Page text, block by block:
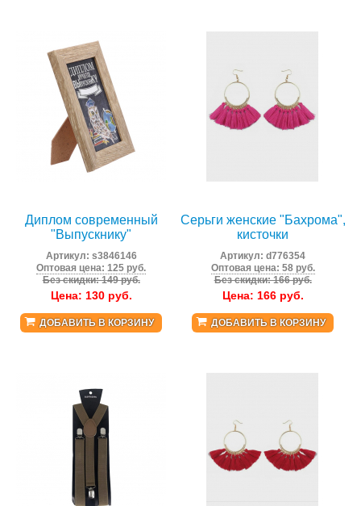
Диплом современный
"Выпускнику"
Артикул: s3846146
Оптовая цена: 125 руб.
Без скидки: 149 руб.
Цена: 130руб.
ДОБАВИТЬ В КОРЗИНУ
Серьги женские "Бахрома",
кисточки
Артикул:d776354
Оптовая цена: 58 руб.
Без скидки: 166 руб.
Цена: 166руб.
ДОБАВИТЬ В КОРЗИНУ